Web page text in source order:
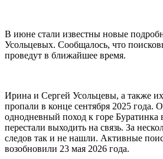
В июне стали известны новые
Усольцевых. Сообщалось, что
проведут в ближайшее время.
Ирина и Сергей Усольцевы, а также
пропали в конце сентября 2025 года.
однодневный поход к горе Буратинка
перестали выходить на связь. За
следов так и не нашли. Активные
возобновили 23 мая 2026 года.